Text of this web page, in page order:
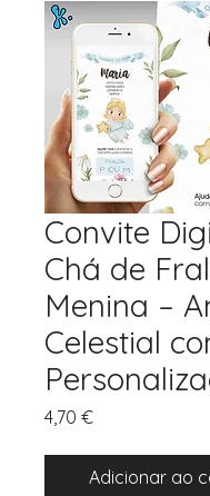
Convite
Chá de
Menina –
Celestial
4,70 €Preço
Adicionar ao